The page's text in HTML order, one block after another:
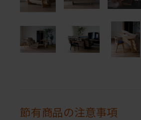
節有商品の注意事項